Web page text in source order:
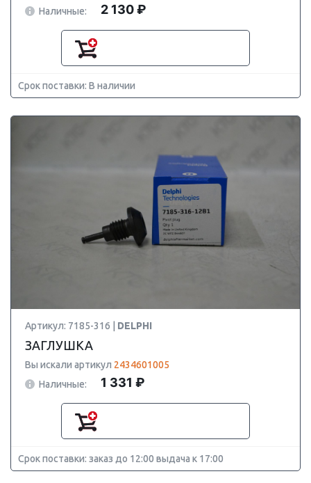
Наличные:
2 130 ₽
Срок поставки: В наличии
Артикул: 7185-316 | DELPHI
ЗАГЛУШКА
Вы искали артикул 2434601005
Наличные:
1 331 ₽
Срок поставки: заказ до 12:00 выдача к 17:00